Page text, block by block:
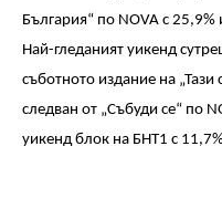
България“ по NOVA с 25,9%
Най-гледаният уикенд
съботното издание на „Тази
следван от „Събуди се“ по
уикенд блок на БНТ1 с 11,7